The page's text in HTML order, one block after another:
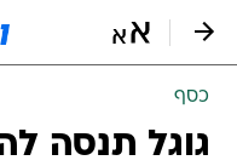
כסף
גוגל תנסה